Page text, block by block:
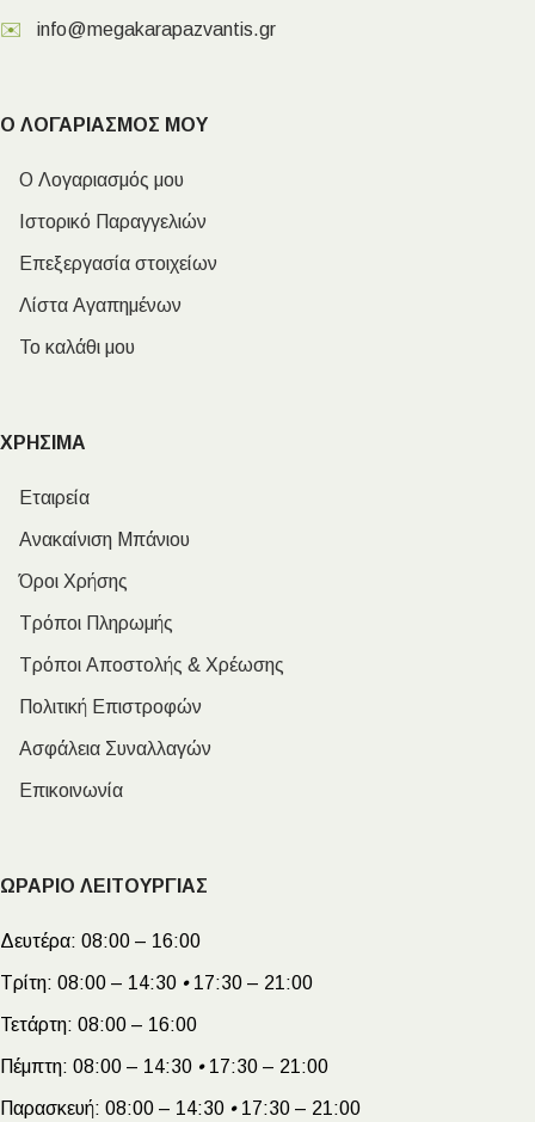
✉️ info@megakarapazvantis.gr
Ο ΛΟΓΑΡΙΑΣΜΟΣ ΜΟΥ
Ο Λογαριασμός μου
Ιστορικό Παραγγελιών
Επεξεργασία στοιχείων
Λίστα Αγαπημένων
Το καλάθι μου
ΧΡΗΣΙΜΑ
Εταιρεία
Ανακαίνιση Μπάνιου
Όροι Χρήσης
Τρόποι Πληρωμής
Τρόποι Αποστολής & Χρέωσης
Πολιτική Επιστροφών
Ασφάλεια Συναλλαγών
Επικοινωνία
ΩΡΑΡΙΟ ΛΕΙΤΟΥΡΓΙΑΣ
Δευτέρα: 08:00 – 16:00
Τρίτη: 08:00 – 14:30 •17:30 – 21:00
Τετάρτη: 08:00 – 16:00
Πέμπτη: 08:00 – 14:30 •17:30 – 21:00
Παρασκευή: 08:00 – 14:30 •17:30 – 21:00